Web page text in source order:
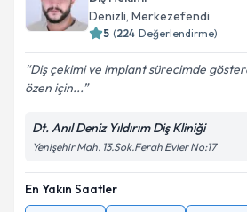
Denizli, Merkezefendi
5 (224 Değerlendirme)
Diş çekimi ve implant sürecimde
özen için...
Dt. Anıl Deniz Yıldırım Diş Kliniği
Yenişehir Mah. 13.Sok.Ferah Evler No:17
En Yakın Saatler